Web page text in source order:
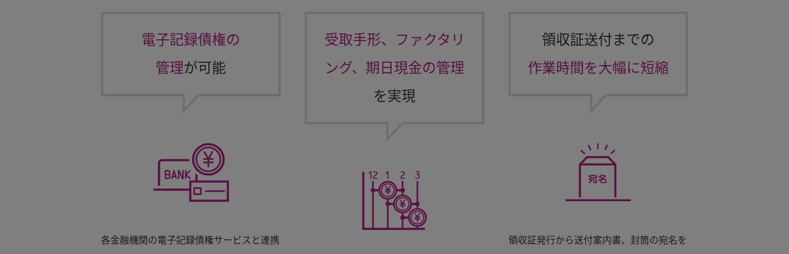
電子記録債権の
管理が可能
各金融機関の電子記録債権サービスと連携
受取手形、ファクタリ
ング、期日現金の管理
を実現
領収証送付までの
作業時間を大幅に短縮
領収証発行から送付案内書、封筒の宛名を